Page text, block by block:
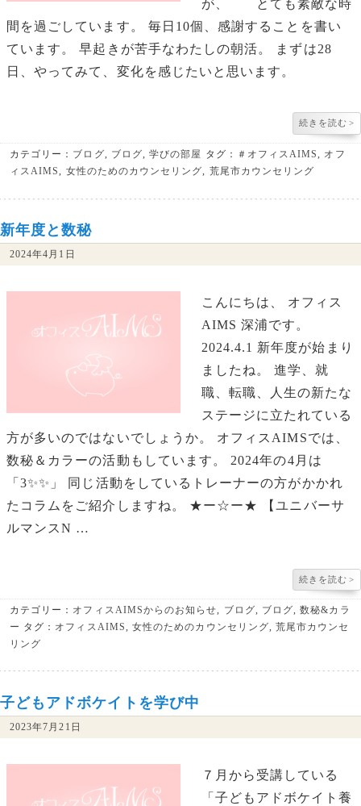
が、 とても素敵な時
間を過ごしています。 毎日10個、感謝することを書い
ています。 早起きが苦手なわたしの朝活。 まずは28
日、やってみて、変化を感じたいと思います。
続きを読む >
カテゴリー： ブログ ブログ ,学びの部屋 タグ： ＃オフィスAIMS
オフ
ィスAIMS
女性のためのカウンセリング 荒尾市カウンセリング
新年度と数秘
2024年4月1日
こんにちは、 オフィス
AIMS 深浦です。
2024.4.1 新年度が始まり
ましたね。 進学、就
職、転職、人生の新たな
ステージに立たれている
方が多いのではないでしょうか。 オフィスAIMSでは、
数秘＆カラーの活動もしています。 2024年の4月は
「3✨✨」 同じ活動をしているトレーナーの方がかかれ
たコラムをご紹介しますね。 ★ー☆ー★ 【ユニバーサ
ルマンスN …
続きを読む >
カテゴリー： オフィスAIMSからのお知らせ, ブログ, ブログ,数秘&カラ
ー タグ： オフィスAIMS,女性のためのカウンセリング,荒尾市カウンセ
リング
子どもアドボケイトを学び中
2023年7月21日
７月から受講している
「子どもアドボケイト養